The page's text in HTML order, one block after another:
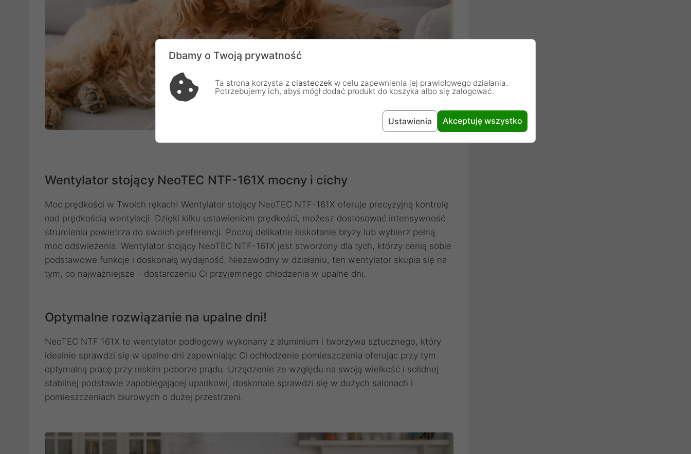
Wentylator stojący NeoTEC NTF-161X mocny i cichy
Moc prędkości w Twoich rękach! Wentylator stojący NeoTEC NTF-161X oferuje precyzyjną kontrolę
nad prędkością wentylacji. Dzięki kilku ustawieniom prędkości, możesz dostosować intensywność
strumienia powietrza do swoich preferencji. Poczuj delikatne łaskotanie bryzy lub wybierz pełną
moc odświeżenia. Wentylator stojący NeoTEC NTF-161X jest stworzony dla tych, którzy cenią sobie
podstawowe funkcje i doskonałą wydajność. Niezawodny w działaniu, ten wentylator skupia się na
tym, co najważniejsze - dostarczeniu Ci przyjemnego chłodzenia w upalne dni.
Optymalne rozwiązanie na upalne dni!
NeoTEC NTF 161X to wentylator podłogowy wykonany z aluminium i tworzywa sztucznego, który
idealnie sprawdzi się w upalne dni zapewniając Ci ochłodzenie pomieszczenia oferując przy tym
optymalną pracę przy niskim poborze prądu. Urządzenie ze względu na swoją wielkość i solidnej
stabilnej podstawie zapobiegającej upadkowi, doskonale sprawdzi się w dużych salonach i
pomieszczeniach biurowych o dużej przestrzeni.
Dbamy o Twoją prywatność
Ta strona korzysta z ciasteczek w celu zapewnienia jej prawidłowego działania.
Potrzebujemy ich, abyś mógł dodać produkt do koszyka albo się zalogować.
Ustawienia Akceptuję wszystko